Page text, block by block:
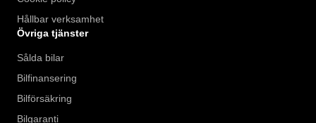
Hållbar verksamhet
Övriga tjänster
Sålda bilar
Bilfinansering
Bilförsäkring
Bilgaranti